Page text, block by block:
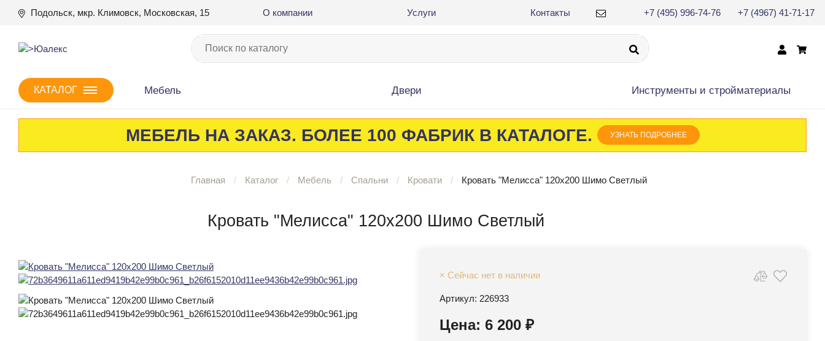
Подольск, мкр. Климовск, Московская, 15 О компании Услуги Контакты +7 (495) 996-74-76 +7 (4967) 41-71-17
КАТАЛОГ Мебель Двери Инструменты и cтройматериалы
МЕБЕЛЬ НА ЗАКАЗ. БОЛЕЕ 100 ФАБРИК В КАТАЛОГЕ. УЗНАТЬ ПОДРОБНЕЕ
Главная Каталог Мебель Спальни Кровати Кровать "Мелисса" 120х200 Шимо Светлый
Кровать "Мелисса" 120х200 Шимо Светлый
× Сейчас нет в наличии
Артикул: 226933
Цена: 6 200 ₽